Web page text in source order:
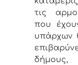
τις
που
υπάρχων